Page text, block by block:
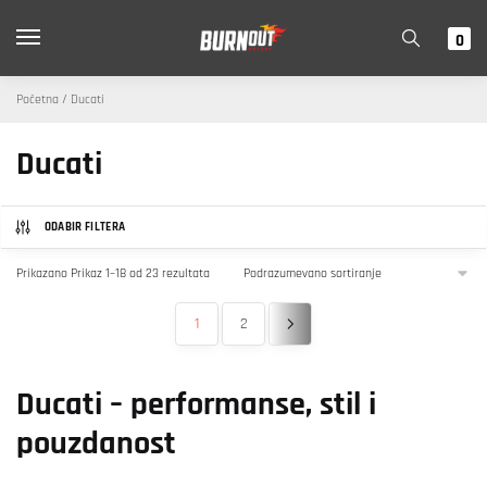
0
Početna / Ducati
Ducati
ODABIR FILTERA
Prikazano Prikaz 1–18 od 23 rezultata
1 2
Ducati – performanse, stil i
pouzdanost